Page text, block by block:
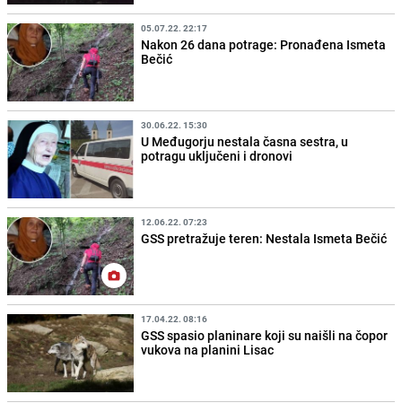
05.07.22. 22:17
Nakon 26 dana potrage: Pronađena Ismeta
Bečić
30.06.22. 15:30
U Međugorju nestala časna sestra, u
potragu uključeni i dronovi
12.06.22. 07:23
GSS pretražuje teren: Nestala Ismeta Bečić
17.04.22. 08:16
GSS spasio planinare koji su naišli na čopor
vukova na planini Lisac